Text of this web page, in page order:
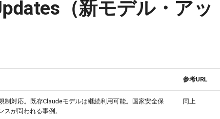
（新モデル・アッ
参考URL
制対応。既存Claudeモデルは継続利用可能。国家安全保
スが問われる事例。
同上